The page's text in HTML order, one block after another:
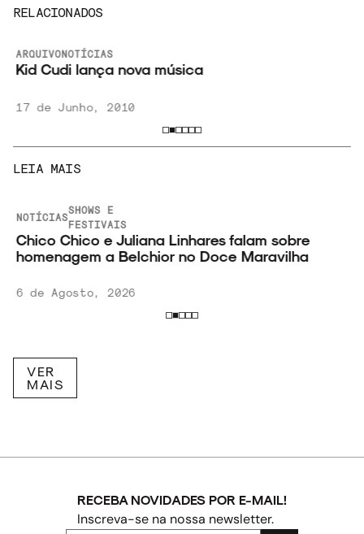
RELACIONADOS
ARQUIVONOTÍCIAS
Kid Cudi lança nova música
17 de Junho, 2010
LEIA MAIS
NOTÍCIAS
SHOWS E
FESTIVAIS
Chico Chico e Juliana Linhares falam sobre
homenagem a Belchior no Doce Maravilha
6 de Agosto, 2026
VER
MAIS
RECEBA NOVIDADES POR E-MAIL!
Inscreva-se na nossa newsletter.